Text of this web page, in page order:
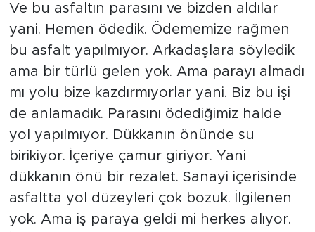
Ve bu asfaltın parasını ve bizden aldılar
yani. Hemen ödedik. Ödememize rağmen
bu asfalt yapılmıyor. Arkadaşlara söyledik
ama bir türlü gelen yok. Ama parayı almadı
mı yolu bize kazdırmıyorlar yani. Biz bu işi
de anlamadık. Parasını ödediğimiz halde
yol yapılmıyor. Dükkanın önünde su
birikiyor. İçeriye çamur giriyor. Yani
dükkanın önü bir rezalet. Sanayi içerisinde
asfaltta yol düzeyleri çok bozuk. İlgilenen
yok. Ama iş paraya geldi mi herkes alıyor.